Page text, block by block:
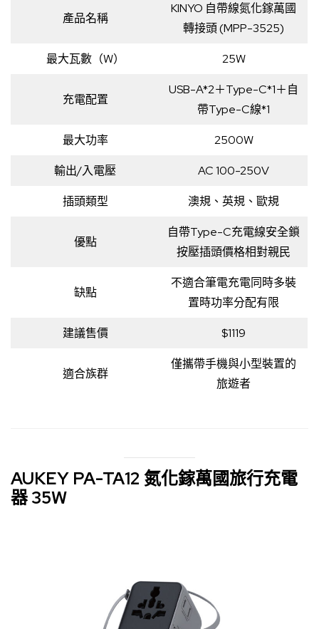
產品名稱
KINYO 自帶線氮化鎵萬國
轉接頭 (MPP-3525)
最大瓦數（W） 25W
充電配置
USB-A*2＋Type-C*1＋自
帶Type-C線*1
最大功率 2500W
輸出/入電壓 AC 100-250V
插頭類型 澳規、英規、歐規
優點
自帶Type-C充電線安全鎖
按壓插頭價格相對親民
缺點
不適合筆電充電同時多裝
置時功率分配有限
建議售價 $1119
適合族群
僅攜帶手機與小型裝置的
旅遊者
AUKEY PA-TA12 氮化鎵萬國旅行充電
器 35W